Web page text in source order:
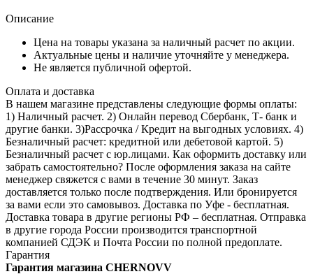
Описание
Цена на товары указана за наличный расчет по акции.
Актуальные цены и наличие уточняйте у менеджера.
Не является публичной офертой.
Оплата и доставка
В нашем магазине представлены следующие формы оплаты:
1) Наличный расчет. 2) Онлайн перевод Сбербанк, Т- банк и
другие банки. 3)Рассрочка / Кредит на выгодных условиях. 4)
Безналичный расчет: кредитной или дебетовой картой. 5)
Безналичный расчет с юр.лицами. Как оформить доставку или
забрать самостоятельно? После оформления заказа на сайте
менеджер свяжется с вами в течение 30 минут. Заказ
доставляется только после подтверждения. Или бронируется
за вами если это самовывоз. Доставка по Уфе - бесплатная.
Доставка товара в другие регионы РФ – бесплатная. Отправка
в другие города России производится транспортной
компанией СДЭК и Почта России по полной предоплате.
Гарантия
Гарантия магазина CHERNOVV